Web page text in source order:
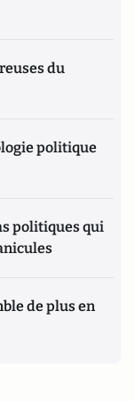
du
politique
politiques qui
de plus en